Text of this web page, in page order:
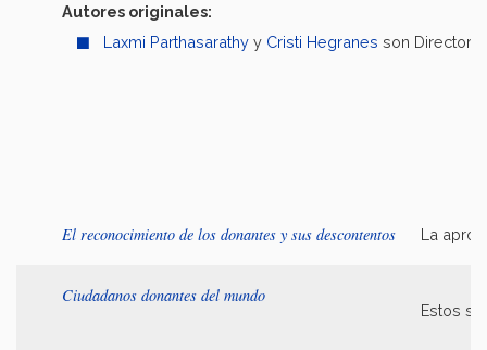
Autores originales:
Laxmi Parthasarathy y Cristi Hegranes son Directora
El reconocimiento de los donantes y sus descontentos La
Ciudadanos donantes del mundo
Estos